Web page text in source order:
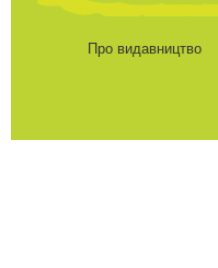
Про видавництво